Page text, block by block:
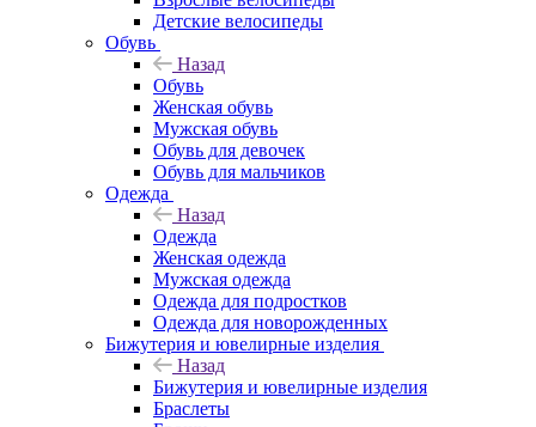
Детские велосипеды
Обувь
Назад
Обувь
Женская обувь
Мужская обувь
Обувь для девочек
Обувь для мальчиков
Одежда
Назад
Одежда
Женская одежда
Мужская одежда
Одежда для подростков
Одежда для новорожденных
Бижутерия и ювелирные изделия
Назад
Бижутерия и ювелирные изделия
Браслеты